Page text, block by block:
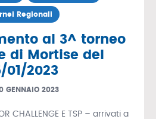
Regionali
al 3^ torneo
di Mortise del
01/2023
GENNAIO 2023
CHALLENGE E TSP – arrivati a